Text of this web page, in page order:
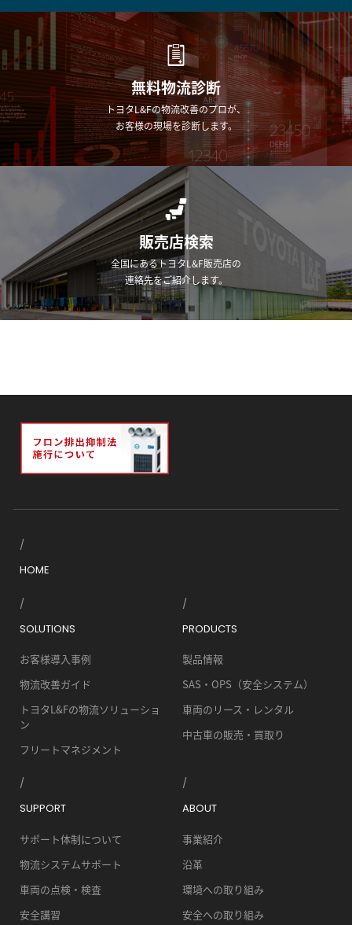
無料物流診断
トヨタL&Fの物流改善のプロが、
お客様の現場を診断します。
販売店検索
全国にあるトヨタL&F販売店の
連絡先をご紹介します。
HOME
SOLUTIONS
お客様導入事例
物流改善ガイド
トヨタL&Fの物流ソリューショ
ン
フリートマネジメント
PRODUCTS
製品情報
SAS・OPS（安全システム）
車両のリース・レンタル
中古車の販売・買取り
SUPPORT
サポート体制について
物流システムサポート
車両の点検・検査
安全講習
ABOUT
事業紹介
沿革
環境への取り組み
安全への取り組み